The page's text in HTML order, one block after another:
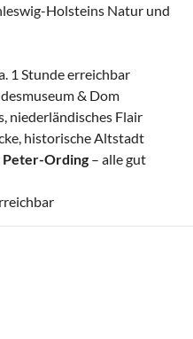
Holsteins Natur und
1 Stunde erreichbar
& Dom
niederländisches Flair
historische Altstadt
Peter-Ording – alle gut